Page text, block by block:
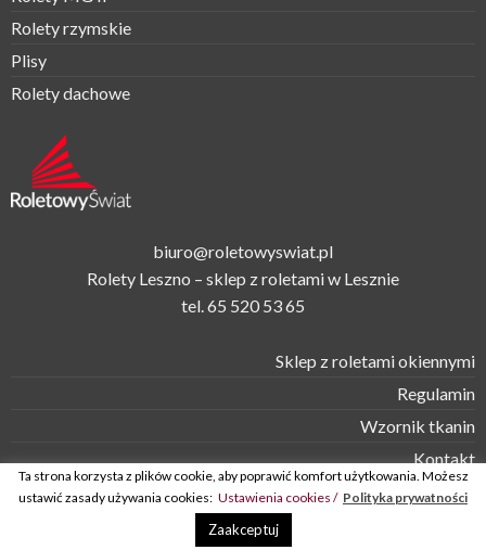
Rolety rzymskie
Plisy
Rolety dachowe
biuro@roletowyswiat.pl
Rolety Leszno – sklep z roletami w Lesznie
tel.65 520 53 65
Sklep z roletami okiennymi
Regulamin
Wzornik tkanin
Kontakt
© Roletowy Świat 2026 -rolety okienne | rolety w kasecie |
roletki z tkaniny
Ta strona korzysta z plików cookie, aby poprawić komfort użytkowania. Możesz
ustawić zasady używania cookies: Ustawienia cookies / Polityka prywatności
Zaakceptuj